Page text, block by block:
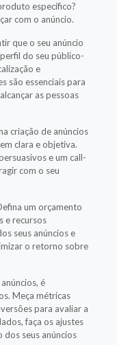
específico?
com o anúncio.
que o seu anúncio
do seu público-
e
são essenciais para
as pessoas
criação de anúncios
clara e objetiva.
e um call-
com o seu
um orçamento
e recursos
seus anúncios e
o retorno sobre
é
Meça métricas
para avaliar a
faça os ajustes
dos seus anúncios